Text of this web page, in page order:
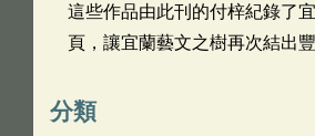
這些作品由此刊的付梓紀錄了
頁，讓宜蘭藝文之樹再次結出豐
分類